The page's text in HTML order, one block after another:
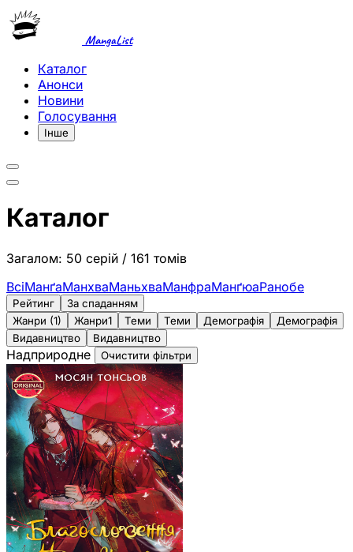
MangaList
Каталог
Анонси
Новини
Голосування
Інше
Каталог
Загалом: 50 серій / 161 томів
ВсіМанґаМанхваМаньхваМанфраМанґюаРанобе
Рейтинг
За спаданням
Жанри (1)
Жанри1 Теми Теми Демографія
Демографія
Видавництво
Видавництво
Надприродне Очистити фільтри